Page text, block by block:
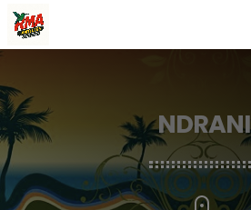
NDRANI